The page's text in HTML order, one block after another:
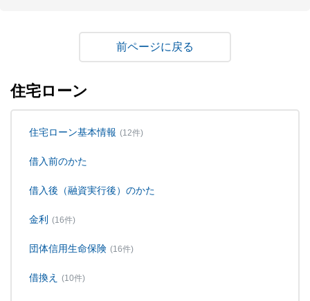
戻る
住宅ローン
住宅ローン基本情報 (12件)
借入前のかた
借入後（融資実行後）のかた
金利 (16件)
団体信用生命保険 (16件)
借換え (10件)